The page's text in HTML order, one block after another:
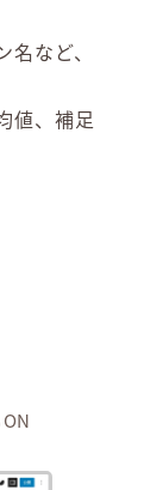
など、
値、補足